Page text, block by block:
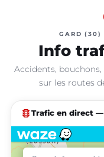
GARD (30)
Info
Accidents,
sur les routes
traffic Trafic en direct